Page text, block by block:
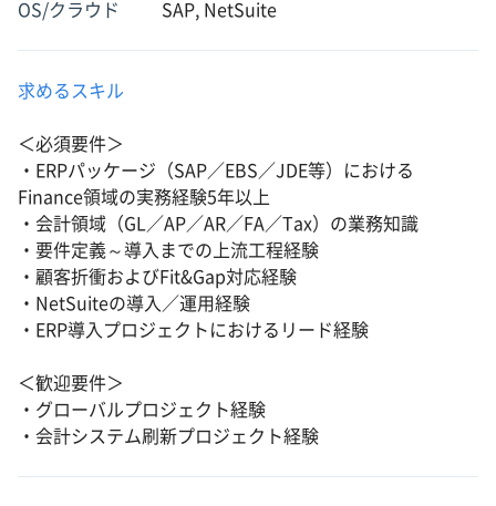
OS/クラウド SAP, NetSuite
求めるスキル
＜必須要件＞
・ERPパッケージ（SAP／EBS／JDE等）における
Finance領域の実務経験5年以上
・会計領域（GL／AP／AR／FA／Tax）の業務知識
・要件定義～導入までの上流工程経験
・顧客折衝およびFit&Gap対応経験
・NetSuiteの導入／運用経験
・ERP導入プロジェクトにおけるリード経験
＜歓迎要件＞
・グローバルプロジェクト経験
・会計システム刷新プロジェクト経験